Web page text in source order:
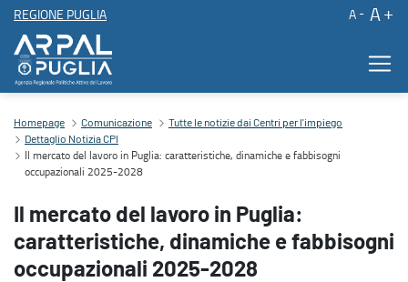
REGIONE PUGLIA A A
Il mercato del lavoro in Puglia: caratteristiche, dinamiche e
Homepage Comunicazione
Tutte le notizie dai Centri per l'impiego
Dettaglio Notizia CPI
Il mercato del lavoro in Puglia: caratteristiche, dinamiche e fabbisogni
occupazionali 2025-2028
Il mercato del lavoro in Puglia:
caratteristiche, dinamiche e fabbisogni
occupazionali 2025-2028